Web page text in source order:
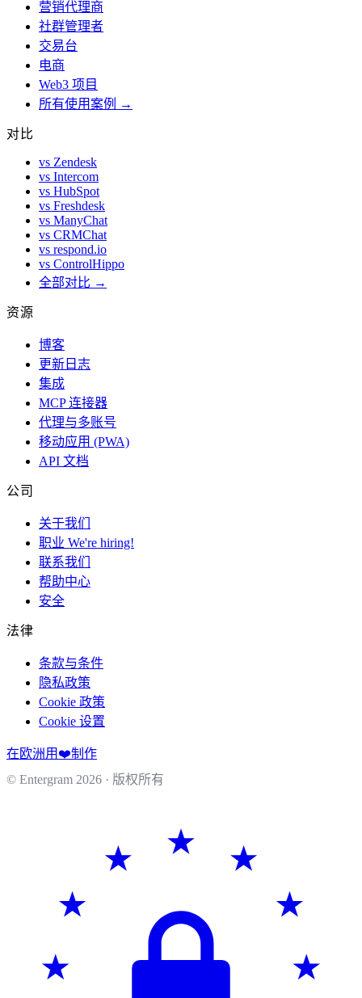
营销代理商
社群管理者
交易台
电商
Web3 项目
所有使用案例 →
对比
vs Zendesk
vs Intercom
vs HubSpot
vs Freshdesk
vs ManyChat
vs CRMChat
vs respond.io
vs ControlHippo
全部对比 →
资源
博客
更新日志
集成
MCP 连接器
代理与多账号
移动应用 (PWA)
API 文档
公司
关于我们
职业 We're hiring!
联系我们
帮助中心
安全
法律
条款与条件
隐私政策
Cookie 政策
Cookie 设置
在欧洲用❤️制作
© Entergram 2026 · 版权所有